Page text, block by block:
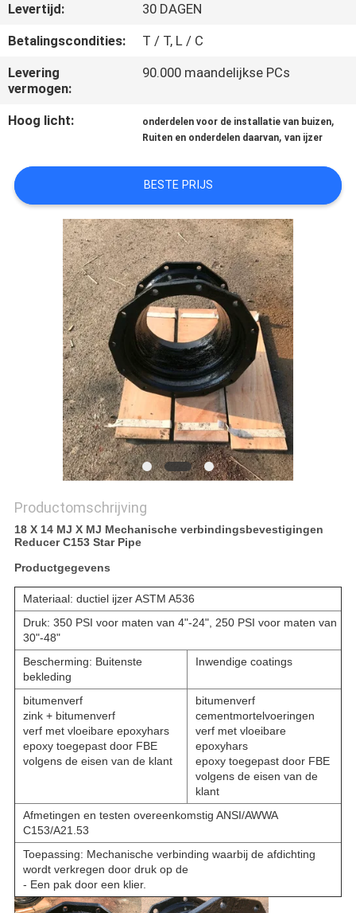
ONS
OP
NIEUWS
OFFERTE
SITEMAP
PRIVACYBELEID
Levertijd:
30 DAGEN
Betalingscondities:
T / T, L / C
Levering
vermogen:
90.000 maandelijkse PCs
Hoog licht: onderdelen voor de installatie van buizen,
Ruiten en onderdelen daarvan,van ijzer
BESTE PRIJS
Productomschrijving
18 X 14 MJ X MJ Mechanische verbindingsbevestigingen
Reducer C153 Star Pipe
Productgegevens
Materiaal: ductiel ijzer ASTM A536
Druk: 350 PSI voor maten van 4"-24", 250 PSI voor maten van
30"-48"
Bescherming: Buitenste
bekleding
Inwendige coatings
bitumenverf
zink + bitumenverf
verf met vloeibare epoxyhars
epoxy toegepast door FBE
volgens de eisen van de klant
bitumenverf
cementmortelvoeringen
verf met vloeibare
epoxyhars
epoxy toegepast door FBE
volgens de eisen van de
klant
Afmetingen en testen overeenkomstig ANSI/AWWA
C153/A21.53
Toepassing: Mechanische verbinding waarbij de afdichting
wordt verkregen door druk op de
- Een pak door een klier.